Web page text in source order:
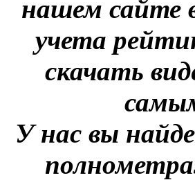
нашем сайте
учета
скачать
У нас вы